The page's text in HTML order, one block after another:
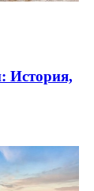
История,